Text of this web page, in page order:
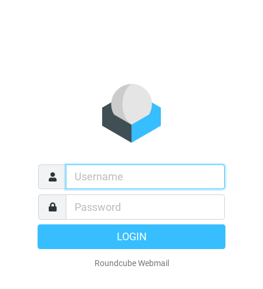
LOGIN
Roundcube Webmail